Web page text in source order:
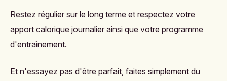
Restez régulier sur le long terme et respectez votre
apport calorique journalier ainsi que votre programme
d'entraînement.
Et n'essayez pas d'être parfait, faites simplement du